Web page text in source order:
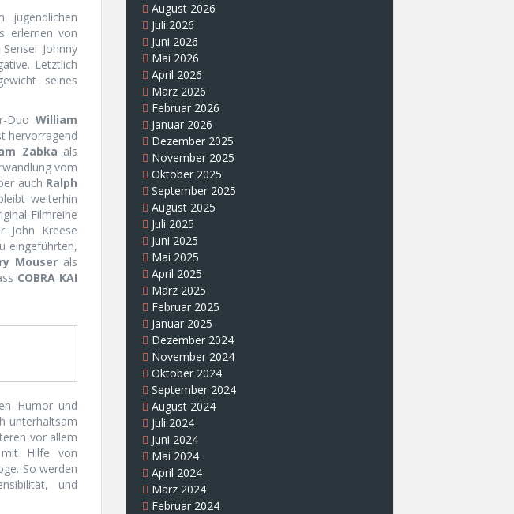
jugendlichen
erlernen von
Johnny
Letztlich
seines
Duo William
hervorragend
Zabka als
vom
auch Ralph
weiterhin
Filmreihe
John Kreese
eingeführten,
Mouser als
COBRA KAI
Humor und
unterhaltsam
vor allem
mit Hilfe von
So werden
und
August 2026
Juli 2026
Juni 2026
Mai 2026
April 2026
März 2026
Februar 2026
Januar 2026
Dezember 2025
November 2025
Oktober 2025
September 2025
August 2025
Juli 2025
Juni 2025
Mai 2025
April 2025
März 2025
Februar 2025
Januar 2025
Dezember 2024
November 2024
Oktober 2024
September 2024
August 2024
Juli 2024
Juni 2024
Mai 2024
April 2024
März 2024
Februar 2024